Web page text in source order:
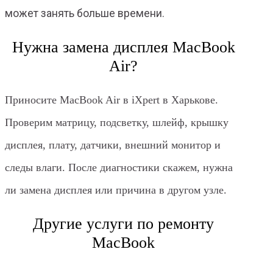
может занять больше времени.
Нужна замена дисплея MacBook
Air?
Приносите MacBook Air в iXpert в Харькове.
Проверим матрицу, подсветку, шлейф, крышку
дисплея, плату, датчики, внешний монитор и
следы влаги. После диагностики скажем, нужна
ли замена дисплея или причина в другом узле.
Другие услуги по ремонту
MacBook